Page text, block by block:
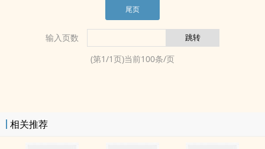
尾页
输入页数
(第1/1页)当前100条/页
相关推荐